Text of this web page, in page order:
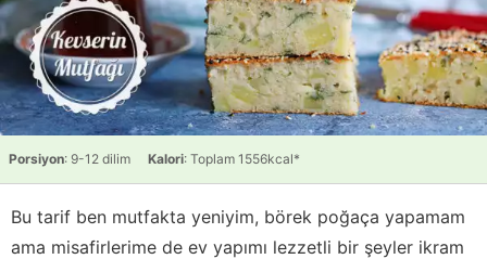
Porsiyon: 9-12 dilim Kalori: Toplam 1556kcal*
Bu tarif ben mutfakta yeniyim, börek poğaça yapamam
ama misafirlerime de ev yapımı lezzetli bir şeyler ikram